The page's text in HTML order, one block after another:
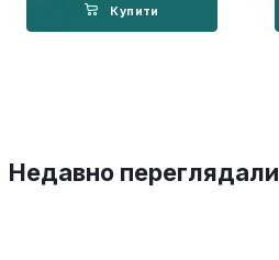
Купити
Недавно переглядали